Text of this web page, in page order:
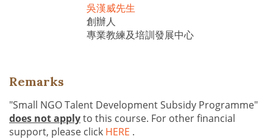
吳漢威先生
創辦人
專業教練及培訓發展中心
Remarks
"Small NGO Talent Development Subsidy Programme"
does not applyto this course. For other financial
support, please click HERE .